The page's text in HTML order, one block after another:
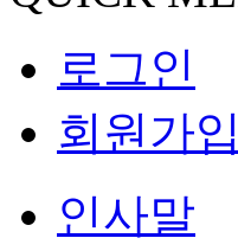
로그인
회원가입
인사말